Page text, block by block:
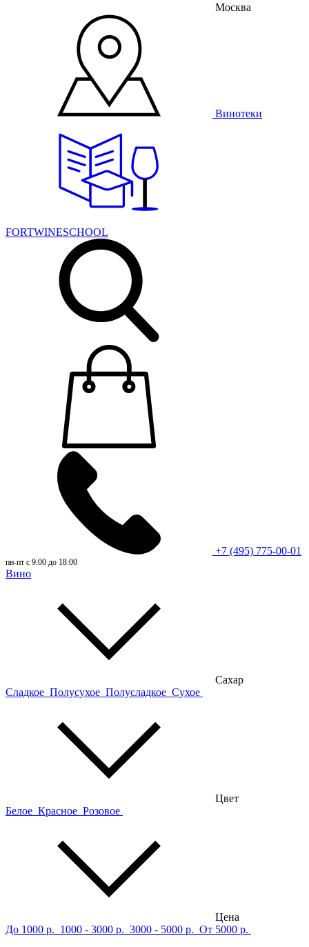
Москва
Винотеки
FORTWINESCHOOL
+7 (495) 775-00-01
пн-пт с 9:00 до 18:00
Вино
Сахар
Сладкое Полусухое Полусладкое Сухое
Цвет
Белое Красное Розовое
Цена
До 1000 р. 1000 - 3000 р. 3000 - 5000 р. От 5000 р.